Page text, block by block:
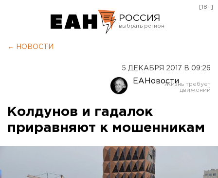
РОССИЯ
Оренбург
[18+]
← НОВОСТИ
5 ДЕКАБРЯ 2017 В 09:26
ЕАНовости
Колдунов и гадалок
приравняют к мошенникам